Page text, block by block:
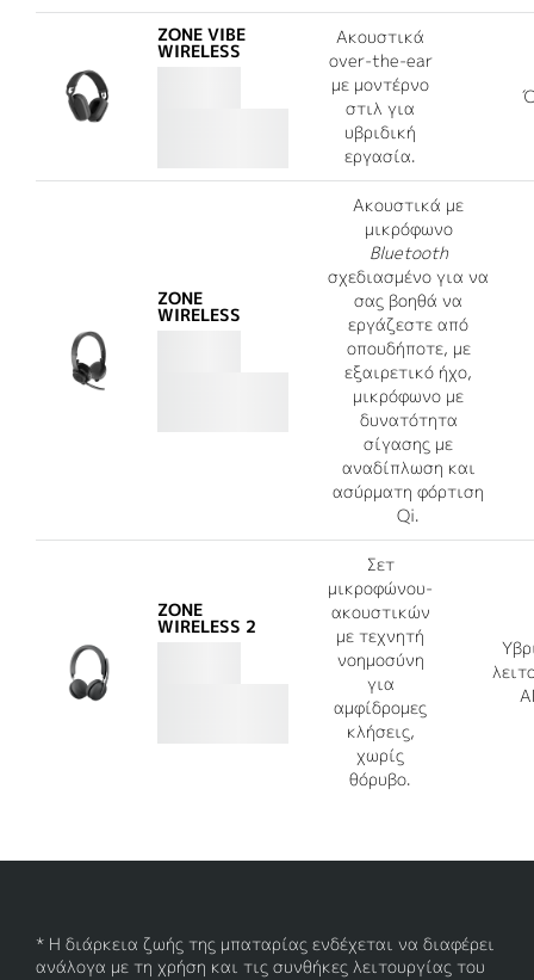
ZONE VIBE
WIRELESS
Ακουστικά
over-the-ear
με μοντέρνο
στιλ για
υβριδική
εργασία.
ZONE
WIRELESS
Ακουστικά με
μικρόφωνο
Bluetooth
σχεδιασμένο για να
σας βοηθά να
εργάζεστε από
οπουδήποτε, με
εξαιρετικό ήχο,
μικρόφωνο με
δυνατότητα
σίγασης με
αναδίπλωση και
ασύρματη φόρτιση
Qi.
ZONE
WIRELESS 2
Σετ
μικροφώνου-
ακουστικών
με τεχνητή
νοημοσύνη
για
αμφίδρομες
κλήσεις,
χωρίς
θόρυβο.
* Η διάρκεια ζωής της μπαταρίας ενδέχεται να διαφέρει
ανάλογα με τη χρήση και τις συνθήκες λειτουργίας του